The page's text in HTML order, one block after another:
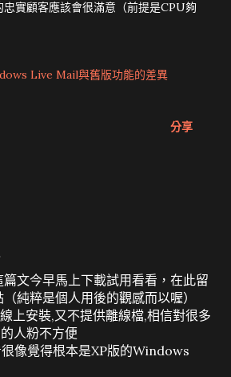
實顧客應該會很滿意（前提是CPU夠
Live Mail與舊版功能的差異
分享
文今早馬上下載試用看看，在此留
純粹是個人用後的觀感而以喔）
上安裝,又不提供離線檔,相信對很多
人粉不方便
像覺得根本是XP版的Windows